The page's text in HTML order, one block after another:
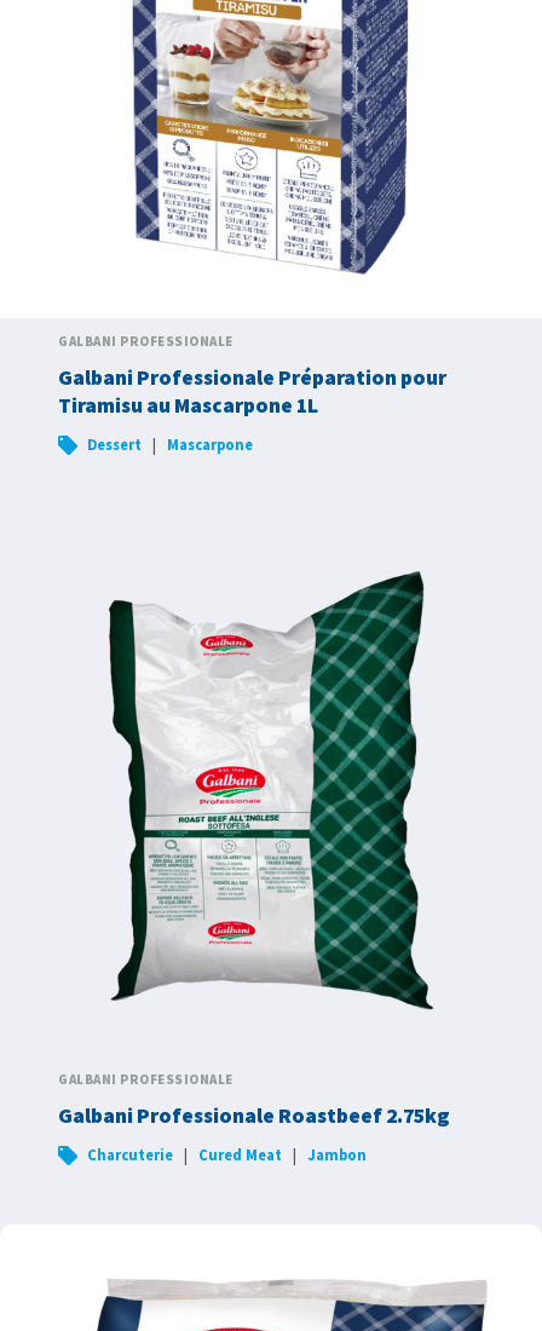
GALBANI PROFESSIONALE
Galbani Professionale Préparation pour
Tiramisu au Mascarpone 1L
Dessert | Mascarpone
GALBANI PROFESSIONALE
Galbani Professionale Roastbeef 2.75kg
Charcuterie | Cured Meat | Jambon